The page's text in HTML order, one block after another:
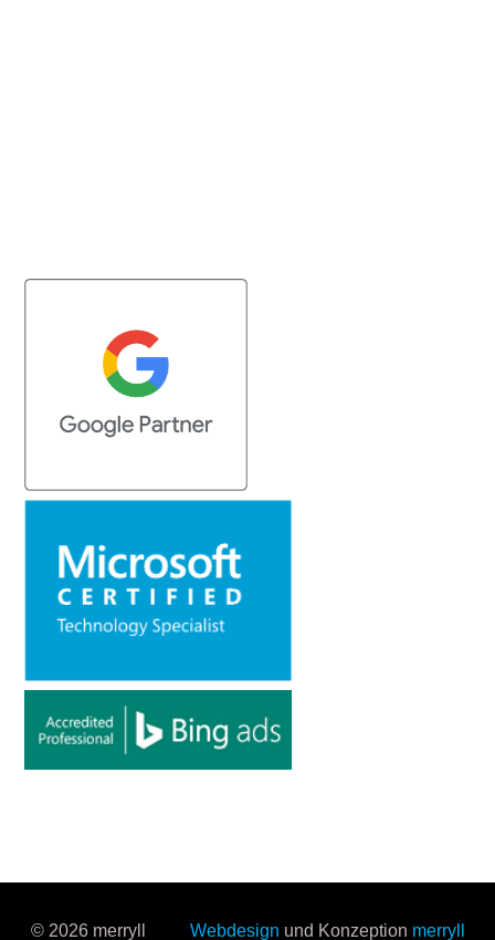
© 2026 merryll Webdesign und Konzeption merryll